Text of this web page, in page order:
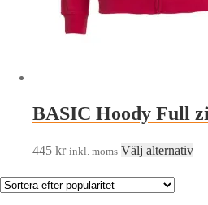
BASIC Hoody Full
445 kr inkl. moms Välj alternativDen